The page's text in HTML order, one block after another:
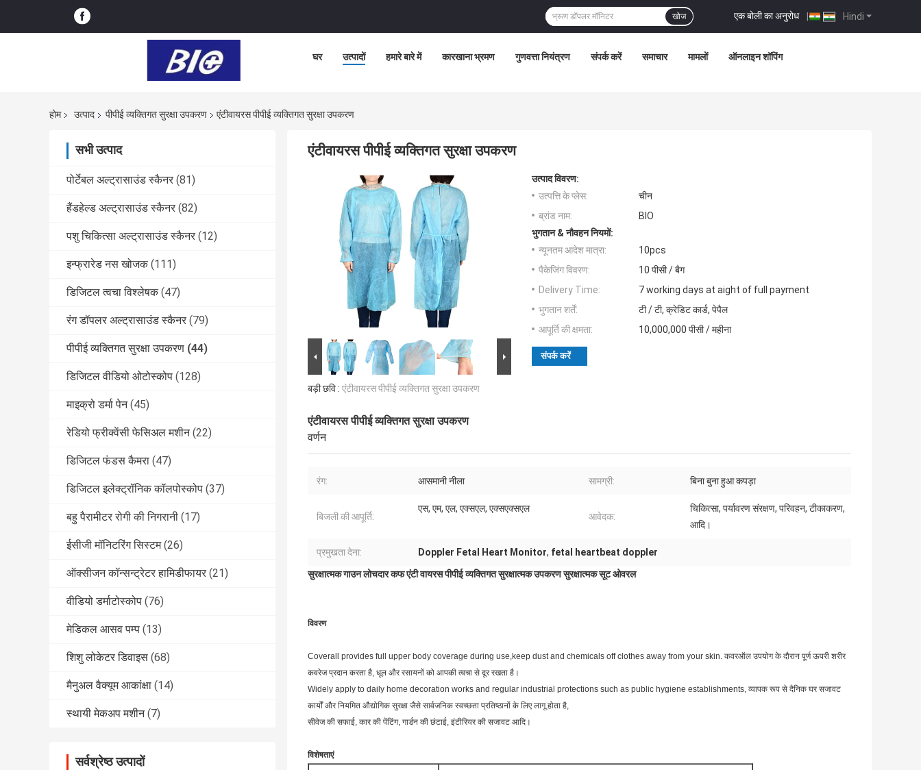
Hindi
एक बोली का अनुरोध |
खोज
घर उत्पादों हमारे बारे में कारखाना भ्रमण गुणवत्ता नियंत्रण संपर्क करें समाचार मामलों ऑनलाइन शॉपिंग
होम उत्पाद पीपीई व्यक्तिगत सुरक्षा उपकरण एंटीवायरस पीपीई व्यक्तिगत सुरक्षा उपकरण
सभी उत्पाद
पोर्टेबल अल्ट्रासाउंड स्कैनर (81)
हैंडहेल्ड अल्ट्रासाउंड स्कैनर (82)
पशु चिकित्सा अल्ट्रासाउंड स्कैनर (12)
इन्फ्रारेड नस खोजक (111)
डिजिटल त्वचा विश्लेषक (47)
रंग डॉपलर अल्ट्रासाउंड स्कैनर (79)
पीपीई व्यक्तिगत सुरक्षा उपकरण (44)
डिजिटल वीडियो ओटोस्कोप (128)
माइक्रो डर्मा पेन (45)
रेडियो फ्रीक्वेंसी फेसिअल मशीन (22)
डिजिटल फंडस कैमरा (47)
डिजिटल इलेक्ट्रॉनिक कॉलपोस्कोप (37)
बहु पैरामीटर रोगी की निगरानी (17)
ईसीजी मॉनिटरिंग सिस्टम (26)
ऑक्सीजन कॉन्सन्ट्रेटर हामिडीफायर (21)
वीडियो डर्माटोस्कोप (76)
मेडिकल आसव पम्प (13)
शिशु लोकेटर डिवाइस (68)
मैनुअल वैक्यूम आकांक्षा (14)
स्थायी मेकअप मशीन (7)
सर्वश्रेष्ठ उत्पादों
एंटीवायरस पीपीई व्यक्तिगत सुरक्षा उपकरण
बड़ी छवि : एंटीवायरस पीपीई व्यक्तिगत सुरक्षा उपकरण
उत्पाद विवरण:
उत्पत्ति के प्लेस:
चीन
ब्रांड नाम:
BIO
भुगतान & नौवहन नियमों:
न्यूनतम आदेश मात्रा:
10pcs
पैकेजिंग विवरण:
10 पीसी / बैग
Delivery Time:
7 working days at aight of full payment
भुगतान शर्तें:
टी / टी, क्रेडिट कार्ड, पेपैल
आपूर्ति की क्षमता:
10,000,000 पीसी / महीना
संपर्क करें
एंटीवायरस पीपीई व्यक्तिगत सुरक्षा उपकरण
वर्णन
रंग: आसमानी नीला सामग्री: बिना बुना हुआ कपड़ा
बिजली की आपूर्ति:
एस, एम, एल, एक्सएल, एक्सएक्सएल
आवेदक:
चिकित्सा, पर्यावरण संरक्षण, परिवहन, टीकाकरण,
आदि।
प्रमुखता देना: Doppler Fetal Heart Monitor, fetal heartbeat doppler
सुरक्षात्मक गाउन लोचदार कफ एंटी वायरस पीपीई व्यक्तिगत सुरक्षात्मक उपकरण सुरक्षात्मक सूट ओवरल
विवरण
Coverall provides full upper body coverage during use,keep dust and chemicals off clothes away from your skin. कवरऑल उपयोग के दौरान पूर्ण ऊपरी शरीर
कवरेज प्रदान करता है, धूल और रसायनों को आपकी त्वचा से दूर रखता है।
Widely apply to daily home decoration works and regular industrial protections such as public hygiene establishments, व्यापक रूप से दैनिक घर सजावट
कार्यों और नियमित औद्योगिक सुरक्षा जैसे सार्वजनिक स्वच्छता प्रतिष्ठानों के लिए लागू होता है,
सीवेज की सफाई, कार की पेंटिंग, गार्डन की छंटाई, इंटीरियर की सजावट आदि।
विशेषताएं